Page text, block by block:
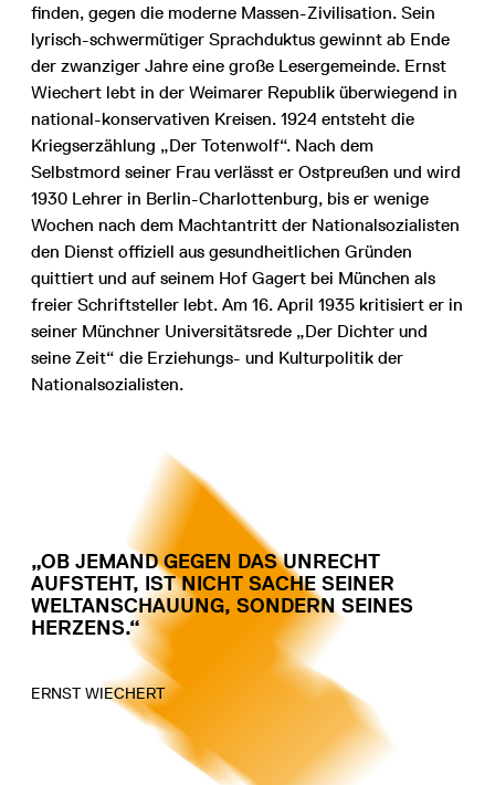
finden, gegen die moderne Massen-Zivilisation. Sein
lyrisch-schwermütiger Sprachduktus gewinnt ab Ende
der zwanziger Jahre eine große Lesergemeinde. Ernst
Wiechert lebt in der Weimarer Republik überwiegend in
national-konservativen Kreisen. 1924 entsteht die
Kriegserzählung „Der Totenwolf“. Nach dem
Selbstmord seiner Frau verlässt er Ostpreußen und wird
1930 Lehrer in Berlin-Charlottenburg, bis er wenige
Wochen nach dem Machtantritt der Nationalsozialisten
den Dienst offiziell aus gesundheitlichen Gründen
quittiert und auf seinem Hof Gagert bei München als
freier Schriftsteller lebt. Am 16. April 1935 kritisiert er in
seiner Münchner Universitätsrede „Der Dichter und
seine Zeit“ die Erziehungs- und Kulturpolitik der
Nationalsozialisten.
„OB JEMAND GEGEN DAS UNRECHT
AUFSTEHT, IST NICHT SACHE SEINER
WELTANSCHAUUNG, SONDERN SEINES
HERZENS.“
ERNST WIECHERT